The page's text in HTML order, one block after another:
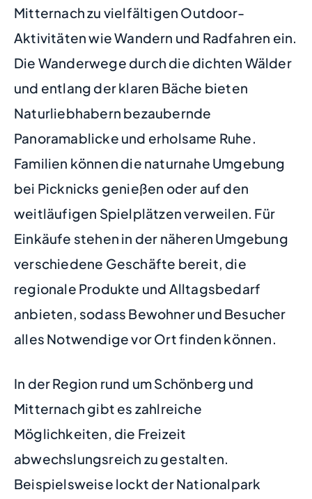
Mitternach zu vielfältigen Outdoor-
Aktivitäten wie Wandern und Radfahren ein.
Die Wanderwege durch die dichten Wälder
und entlang der klaren Bäche bieten
Naturliebhabern bezaubernde
Panoramablicke und erholsame Ruhe.
Familien können die naturnahe Umgebung
bei Picknicks genießen oder auf den
weitläufigen Spielplätzen verweilen. Für
Einkäufe stehen in der näheren Umgebung
verschiedene Geschäfte bereit, die
regionale Produkte und Alltagsbedarf
anbieten, sodass Bewohner und Besucher
alles Notwendige vor Ort finden können.
In der Region rund um Schönberg und
Mitternach gibt es zahlreiche
Möglichkeiten, die Freizeit
abwechslungsreich zu gestalten.
Beispielsweise lockt der Nationalpark